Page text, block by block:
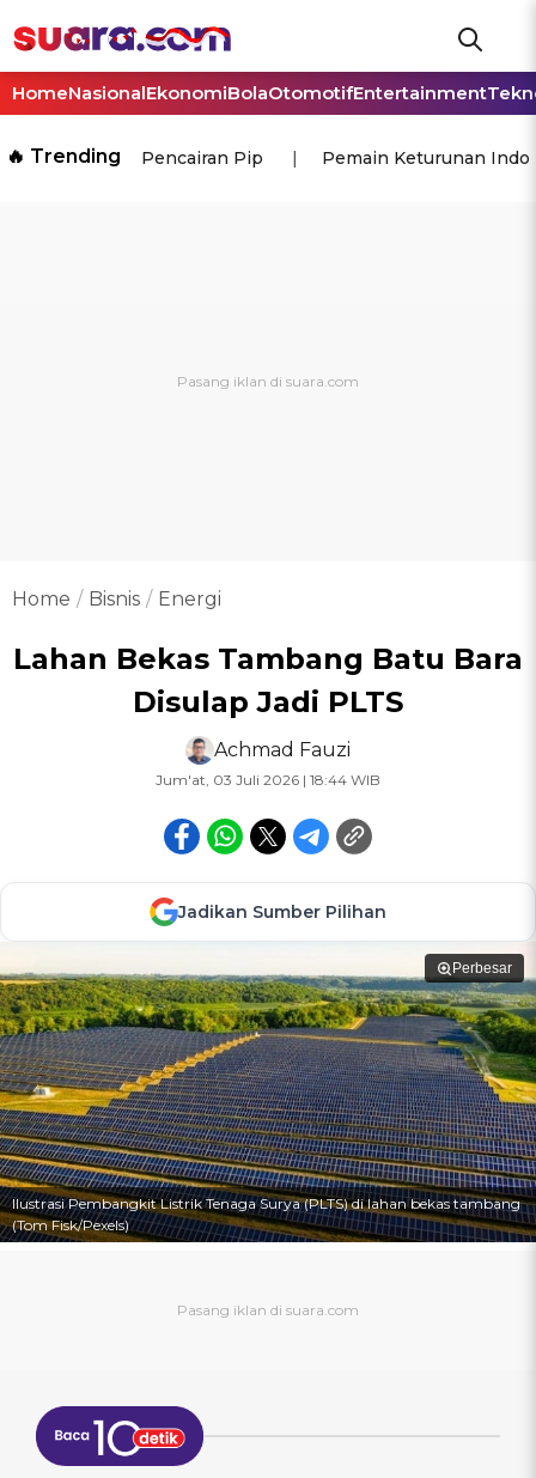
HomeNasionalEkonomiBolaOtomotifEntertainment
🔥 Trending Pencairan Pip Pemain Keturunan
Home Bisnis Energi
Lahan Bekas Tambang Batu Bara
Disulap Jadi PLTS
Achmad Fauzi
Jum'at, 03 Juli 2026 | 18:44 WIB
Jadikan Sumber Pilihan
Perbesar
Ilustrasi Pembangkit Listrik Tenaga Surya (PLTS) di lahan bekas tambang
(Tom Fisk/Pexels)